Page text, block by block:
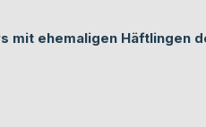
mit ehemaligen Häftlingen